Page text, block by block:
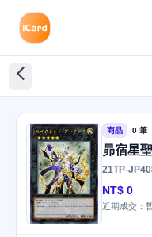
arrow_back_ios_new
商品 0 筆
昴宿星聖
21TP-
NT$ 0
近期成交：